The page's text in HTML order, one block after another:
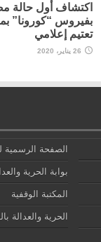
اكتشاف أول حالة
بفيروس “كورونا”
تعتيم إعلامي
26 يناير، 2020
الصفحة الرسمية
بوابة الحرية
المكتبة الوقفية
الحرية والعدالة